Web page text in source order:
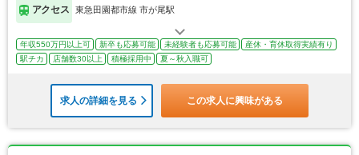
アクセス 東急田園都市線 市が尾駅
年収550万円以上可 新卒も応募可能 未経験者も応募可能
産休・育休取得実績有り
駅チカ
店舗数30以上 積極採用中 夏～秋入職可
求人の詳細を見る この求人に興味がある